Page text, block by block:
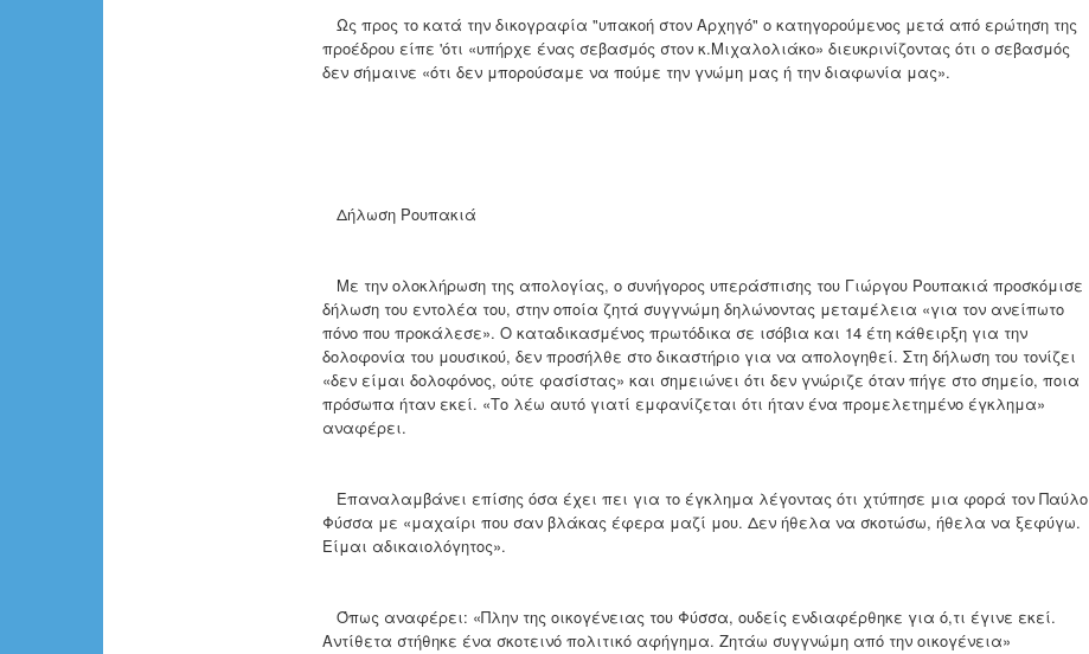
Ως προς το κατά την δικογραφία "υπακοή στον Αρχηγό" ο κατηγορούμενος μετά από ερώτηση της
προέδρου είπε 'ότι «υπήρχε ένας σεβασμός στον κ.Μιχαλολιάκο» διευκρινίζοντας ότι ο σεβασμός
δεν σήμαινε «ότι δεν μπορούσαμε να πούμε την γνώμη μας ή την διαφωνία μας».
Δήλωση Ρουπακιά
Με την ολοκλήρωση της απολογίας, ο συνήγορος υπεράσπισης του Γιώργου Ρουπακιά προσκόμισε
δήλωση του εντολέα του, στην οποία ζητά συγγνώμη δηλώνοντας μεταμέλεια «για τον ανείπωτο
πόνο που προκάλεσε». Ο καταδικασμένος πρωτόδικα σε ισόβια και 14 έτη κάθειρξη για την
δολοφονία του μουσικού, δεν προσήλθε στο δικαστήριο για να απολογηθεί. Στη δήλωση του τονίζει
«δεν είμαι δολοφόνος, ούτε φασίστας» και σημειώνει ότι δεν γνώριζε όταν πήγε στο σημείο, ποια
πρόσωπα ήταν εκεί. «Το λέω αυτό γιατί εμφανίζεται ότι ήταν ένα προμελετημένο έγκλημα»
αναφέρει.
Επαναλαμβάνει επίσης όσα έχει πει για το έγκλημα λέγοντας ότι χτύπησε μια φορά τον Παύλο
Φύσσα με «μαχαίρι που σαν βλάκας έφερα μαζί μου. Δεν ήθελα να σκοτώσω, ήθελα να ξεφύγω.
Είμαι αδικαιολόγητος».
Όπως αναφέρει: «Πλην της οικογένειας του Φύσσα, ουδείς ενδιαφέρθηκε για ό,τι έγινε εκεί.
Αντίθετα στήθηκε ένα σκοτεινό πολιτικό αφήγημα. Ζητάω συγγνώμη από την οικογένεια»